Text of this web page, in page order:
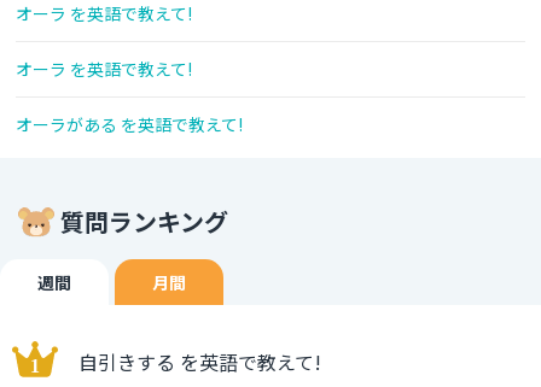
オーラ を英語で教えて!
オーラ を英語で教えて!
オーラがある を英語で教えて!
質問ランキング
週間 月間
自引きする を英語で教えて!